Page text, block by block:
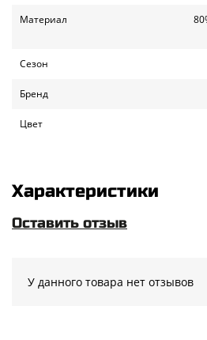
Материал
Сезон
Бренд
Цвет
Характеристики
Оставить отзыв
У данного товара нет отзывов